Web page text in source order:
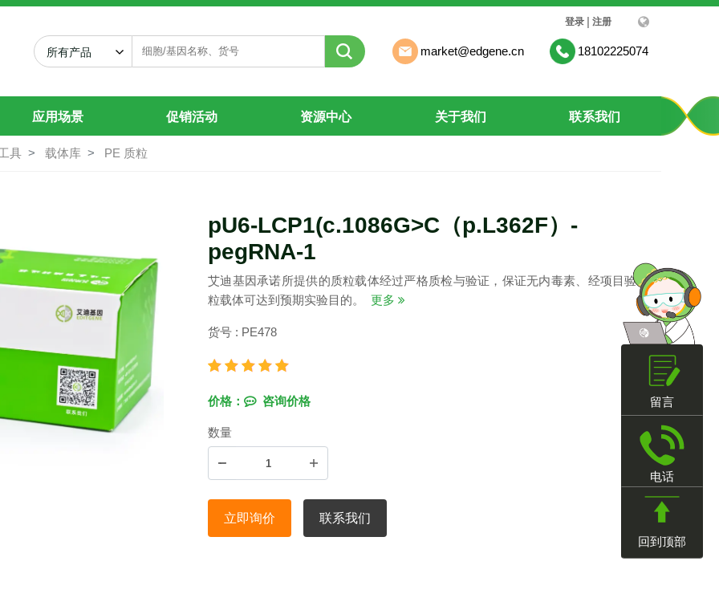
所有产品 market@edgene.cn 18102225074
登录 | 注册
应用场景 促销活动 资源中心 关于我们 联系我们
具 载体库 PE 质粒
pU6-LCP1(c.1086G>C（p.L362F）-
pegRNA-1
艾迪基因承诺所提供的质粒载体经过严格质检与验证，保证无内毒素、经项目验证质
粒载体可达到预期实验目的。
更多
货号 : PE478
价格： 咨询价格
数量
立即询价 联系我们
留言
电话
回到顶部